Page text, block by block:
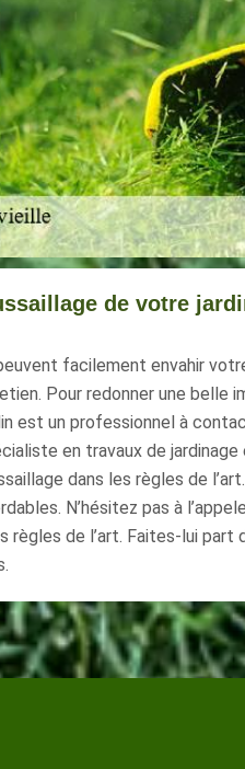
de votre
facilement envahir
Pour redonner une belle
est un professionnel à
en travaux de
dans les règles de
N’hésitez pas à
règles de l’art. Faites-lui